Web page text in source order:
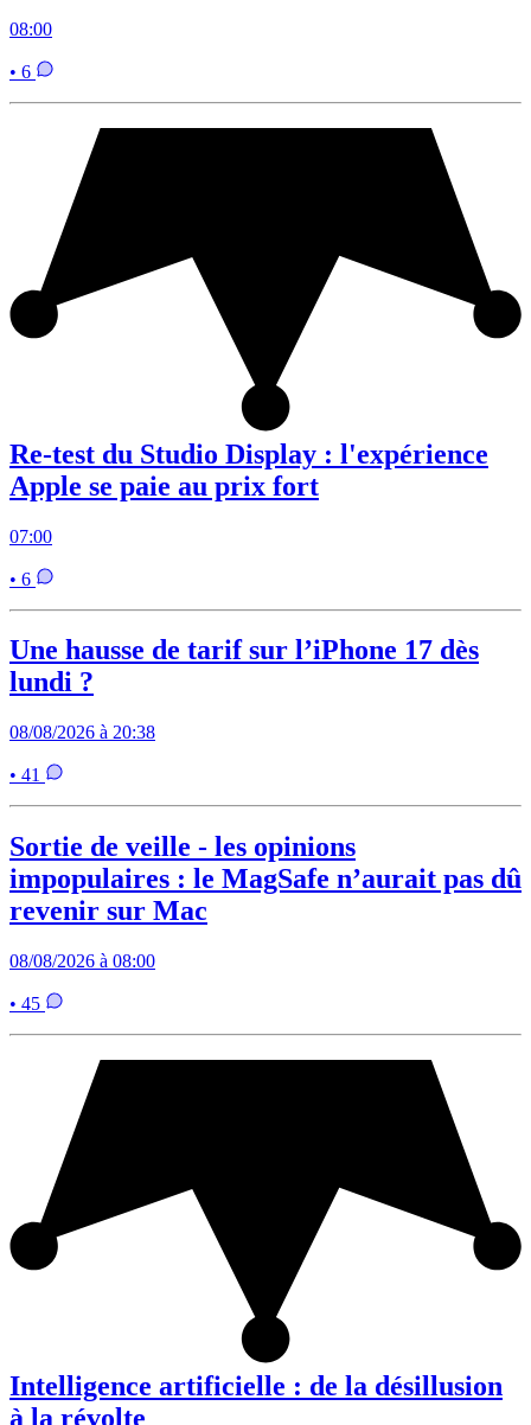
08:00
• 6
Re-test du Studio Display : l'expérience
Apple se paie au prix fort
07:00
• 6
Une hausse de tarif sur l’iPhone 17 dès
lundi ?
08/08/2026 à 20:38
• 41
Sortie de veille - les opinions
impopulaires : le MagSafe n’aurait pas dû
revenir sur Mac
08/08/2026 à 08:00
• 45
Intelligence artificielle : de la désillusion
à la révolte